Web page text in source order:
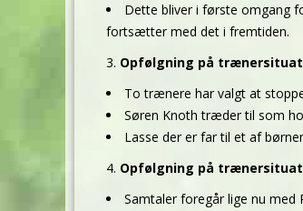
Dette bliver i første omgang
fortsætter med det i fremtiden.
Opfølgning på
To trænere har valgt at
Søren Knoth træder til som
Lasse der er far til et af
Opfølgning på
Samtaler foregår lige nu med